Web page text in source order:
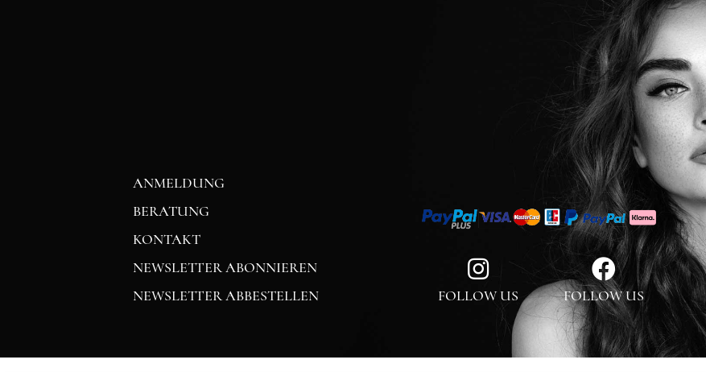
ANMELDUNG
BERATUNG
KONTAKT
NEWSLETTER ABONNIEREN
NEWSLETTER ABBESTELLEN
FOLLOW US FOLLOW US